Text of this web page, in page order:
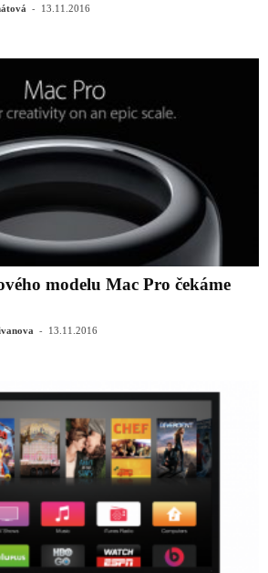
- 13.11.2016
modelu Mac Pro čekáme
- 13.11.2016